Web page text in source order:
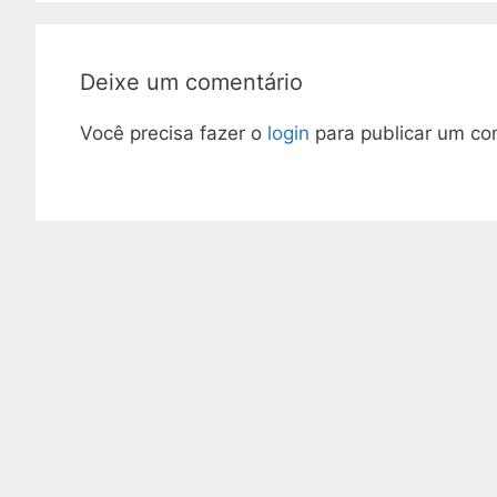
Deixe um comentário
Você precisa fazer o login para publicar um